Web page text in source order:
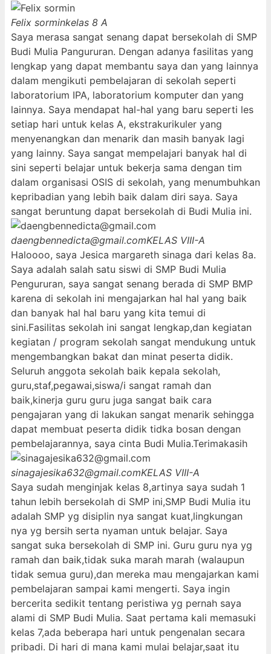
Felix sorminkelas 8 A
Saya merasa sangat senang dapat bersekolah di SMP
Budi Mulia Pangururan. Dengan adanya fasilitas yang
lengkap yang dapat membantu saya dan yang lainnya
dalam mengikuti pembelajaran di sekolah seperti
laboratorium IPA, laboratorium komputer dan yang
lainnya. Saya mendapat hal-hal yang baru seperti les
setiap hari untuk kelas A, ekstrakurikuler yang
menyenangkan dan menarik dan masih banyak lagi
yang lainny. Saya sangat mempelajari banyak hal di
sini seperti belajar untuk bekerja sama dengan tim
dalam organisasi OSIS di sekolah, yang menumbuhkan
kepribadian yang lebih baik dalam diri saya. Saya
sangat beruntung dapat bersekolah di Budi Mulia ini.
daengbennedicta@gmail.comKELAS VIII-A
Haloooo, saya Jesica margareth sinaga dari kelas 8a.
Saya adalah salah satu siswi di SMP Budi Mulia
Pengururan, saya sangat senang berada di SMP BMP
karena di sekolah ini mengajarkan hal hal yang baik
dan banyak hal hal baru yang kita temui di
sini.Fasilitas sekolah ini sangat lengkap,dan kegiatan
kegiatan / program sekolah sangat mendukung untuk
mengembangkan bakat dan minat peserta didik.
Seluruh anggota sekolah baik kepala sekolah,
guru,staf,pegawai,siswa/i sangat ramah dan
baik,kinerja guru guru juga sangat baik cara
pengajaran yang di lakukan sangat menarik sehingga
dapat membuat peserta didik tidka bosan dengan
pembelajarannya, saya cinta Budi Mulia.Terimakasih
sinagajesika632@gmail.comKELAS VIII-A
Saya sudah menginjak kelas 8,artinya saya sudah 1
tahun lebih bersekolah di SMP ini,SMP Budi Mulia itu
adalah SMP yg disiplin nya sangat kuat,lingkungan
nya yg bersih serta nyaman untuk belajar. Saya
sangat suka bersekolah di SMP ini. Guru guru nya yg
ramah dan baik,tidak suka marah marah (walaupun
tidak semua guru),dan mereka mau mengajarkan kami
pembelajaran sampai kami mengerti. Saya ingin
bercerita sedikit tentang peristiwa yg pernah saya
alami di SMP Budi Mulia. Saat pertama kali memasuki
kelas 7,ada beberapa hari untuk pengenalan secara
pribadi. Di hari di mana kami mulai belajar,saat itu